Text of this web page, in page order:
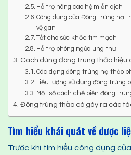
Hỗ trợ nâng cao hệ miễn dịch
Công dụng của Đông trùng hạ
vệ gan
Tốt cho sức khỏe tim mạch
Hỗ trợ phòng ngừa ung thư
Cách dùng đông trùng thảo hiệu
Các dạng đông trùng hạ thảo
Liều lượng sử dụng đông trùng
Một số cách chế biến đông
Đông trùng thảo có gây ra các
Tìm hiểu khái quát về dược
Trước khi tìm hiểu công dụng